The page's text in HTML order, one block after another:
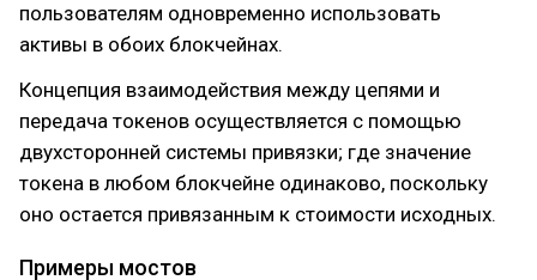
пользователям одновременно использовать
активы в обоих блокчейнах.
Концепция взаимодействия между цепями и
передача токенов осуществляется с помощью
двухсторонней системы привязки; где значение
токена в любом блокчейне одинаково, поскольку
оно остается привязанным к стоимости исходных.
Примеры мостов